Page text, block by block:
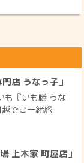
店 うなっ子」
も『いも膳 うな
でご一緒旅
上木家 町屋店」